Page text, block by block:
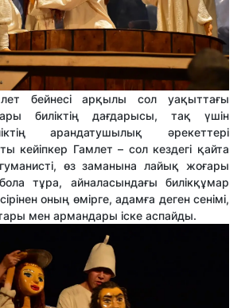
бейнесі арқылы сол уақыттағы
биліктің дағдарысы, тақ үшін
арандатушылық әрекеттері
кейіпкер Гамлет – сол кездегі қайта
гуманисті, өз заманына лайық жоғары
тұра, айналасындағы билікқұмар
оның өмірге, адамға деген сенімі,
мен армандары іске аспайды.